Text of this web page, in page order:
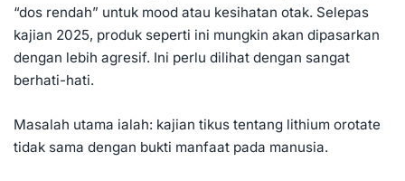
“dos rendah” untuk mood atau kesihatan otak. Selepas
kajian 2025, produk seperti ini mungkin akan dipasarkan
dengan lebih agresif. Ini perlu dilihat dengan sangat
berhati-hati.
Masalah utama ialah: kajian tikus tentang lithium orotate
tidak sama dengan bukti manfaat pada manusia.